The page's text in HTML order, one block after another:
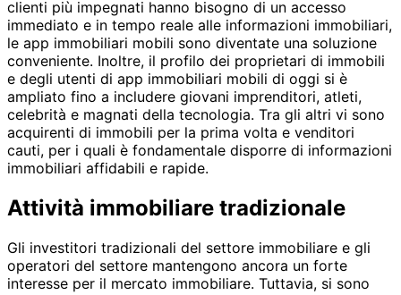
clienti più impegnati hanno bisogno di un accesso
immediato e in tempo reale alle informazioni immobiliari,
le app immobiliari mobili sono diventate una soluzione
conveniente. Inoltre, il profilo dei proprietari di immobili
e degli utenti di app immobiliari mobili di oggi si è
ampliato fino a includere giovani imprenditori, atleti,
celebrità e magnati della tecnologia. Tra gli altri vi sono
acquirenti di immobili per la prima volta e venditori
cauti, per i quali è fondamentale disporre di informazioni
immobiliari affidabili e rapide.
Attività immobiliare tradizionale
Gli investitori tradizionali del settore immobiliare e gli
operatori del settore mantengono ancora un forte
interesse per il mercato immobiliare. Tuttavia, si sono